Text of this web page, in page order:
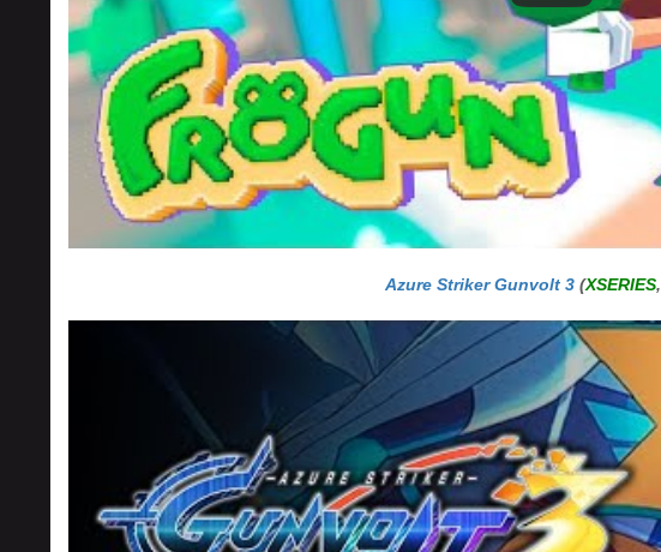
Azure Striker Gunvolt 3(XSERIES,